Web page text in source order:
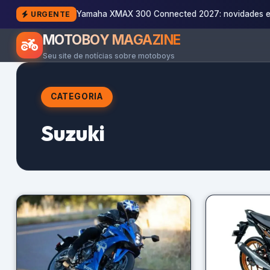
URGENTE Yamaha XMAX 300 Connected 2027: novidades
MOTOBOY MAGAZINE
Seu site de notícias sobre motoboys
CATEGORIA
Suzuki